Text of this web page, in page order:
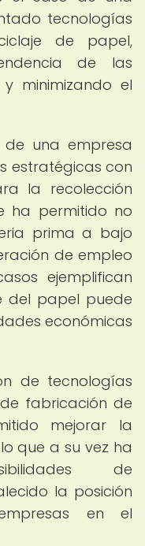
tecnologías
de papel,
de las
minimizando el
una empresa
estratégicas con
la recolección
ha permitido no
prima a bajo
de empleo
ejemplifican
del papel puede
económicas
de tecnologías
fabricación de
mejorar la
que a su vez ha
de
la posición
en el